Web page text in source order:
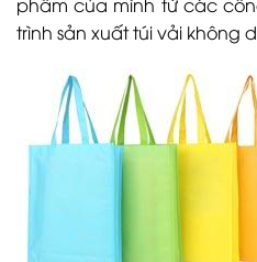
trình sản xuất túi vải không